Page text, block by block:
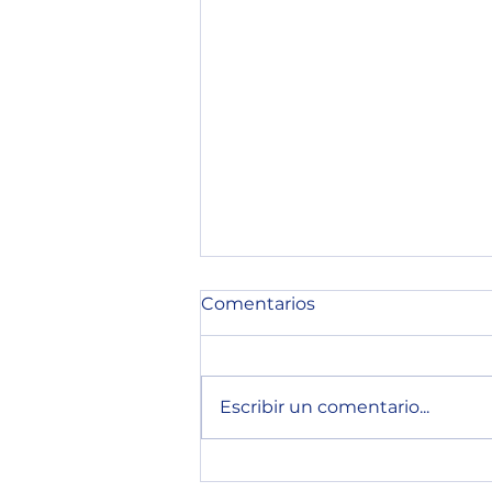
Comentarios
Escribir un comentario...